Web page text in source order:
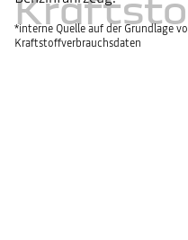
*interne Quelle auf der Grundlage
Kraftstoffverbrauchsdaten